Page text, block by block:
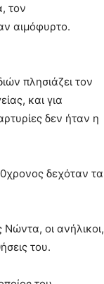
τον
αιμόφυρτο.
πλησιάζει τον
και για
δεν ήταν η
δεχόταν τα
Νώντα, οι ανήλικοι,
του.